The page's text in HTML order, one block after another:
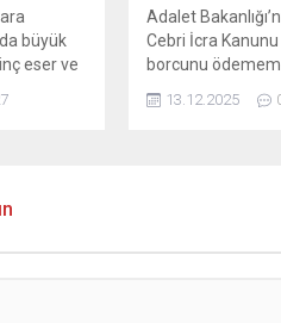
büyük
eser ve
daha
Adalet
Cebri İcra
borcunu
malvarlığını
yıla kadar hapis ve
13.12.2025